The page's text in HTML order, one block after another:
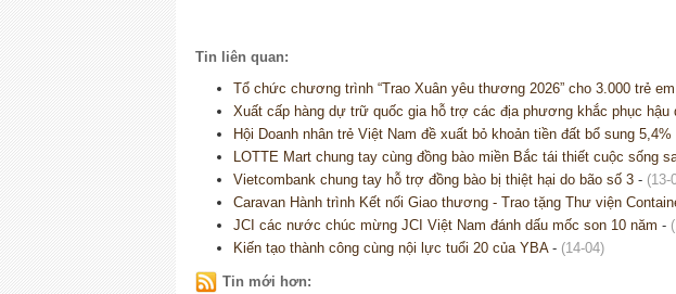
Tin liên quan:
Tổ chức chương trình “Trao Xuân yêu thương 2026” cho 3.000 trẻ
Xuất cấp hàng dự trữ quốc gia hỗ trợ các địa phương khắc phục hậu
Hội Doanh nhân trẻ Việt Nam đề xuất bỏ khoản tiền đất bổ sung 5,4%
LOTTE Mart chung tay cùng đồng bào miền Bắc tái thiết cuộc sống
Vietcombank chung tay hỗ trợ đồng bào bị thiệt hại do bão số 3 - (13-
Caravan Hành trình Kết nối Giao thương - Trao tặng Thư viện
JCI các nước chúc mừng JCI Việt Nam đánh dấu mốc son 10 năm -
Kiến tạo thành công cùng nội lực tuổi 20 của YBA- (14-04)
Tin mới hơn: